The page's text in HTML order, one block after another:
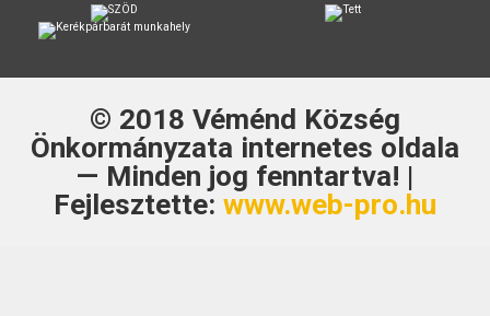
© 2018 Véménd Község
Önkormányzata internetes oldala
— Minden jog fenntartva! |
Fejlesztette: www.web-pro.hu